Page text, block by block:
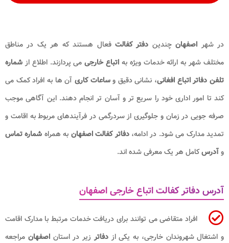
در شهر اصفهانچندین دفتر کفالتفعال هستند که هر یک در مناطق
مختلف شهر به ارائه خدمات ویژه به اتباع خارجی می پردازند. اطلاع از شماره
تلفن دفاتر اتباع افغانی، نشانی دقیق وساعات کاری آن ها به افراد کمک می
کند تا امور اداری خود را سریع تر و آسان تر انجام دهند. این آگاهی موجب
صرفه جویی در زمان و جلوگیری از سردرگمی در فرآیندهای مربوط به اقامت و
تمدید مدارک می شود. در ادامه،دفاتر کفالت اصفهان به همراه شماره تماس
وآدرسکامل هر یک معرفی شده اند.
آدرس دفاتر کفالت اتباع خارجی اصفهان
افراد متقاضی می توانند برای دریافت خدمات مرتبط با مدارک اقامت
و اشتغال شهروندان خارجی، به یکی ازدفاتر زیر در استاناصفهان مراجعه